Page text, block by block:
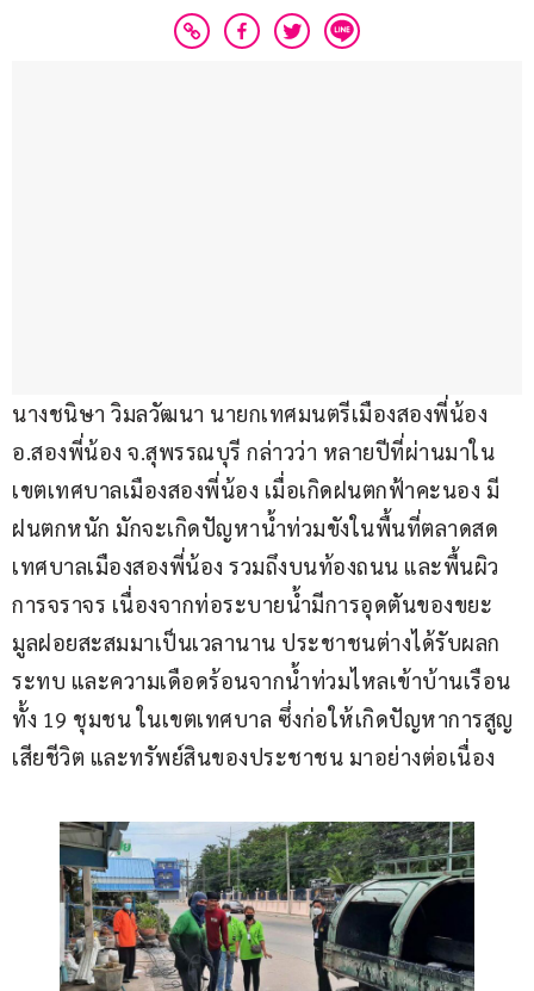
นางชนิษา วิมลวัฒนา นายกเทศมนตรีเมืองสองพี่น้อง
อ.สองพี่น้อง จ.สุพรรณบุรี กล่าวว่า หลายปีที่ผ่านมาใน
เขตเทศบาลเมืองสองพี่น้อง เมื่อเกิดฝนตกฟ้าคะนอง มี
ฝนตกหนัก มักจะเกิดปัญหาน้ำท่วมขังในพื้นที่ตลาดสด
เทศบาลเมืองสองพี่น้อง รวมถึงบนท้องถนน และพื้นผิว
การจราจร เนื่องจากท่อระบายน้ำมีการอุดตันของขยะ
มูลฝอยสะสมมาเป็นเวลานาน ประชาชนต่างได้รับผลก
ระทบ และความเดือดร้อนจากน้ำท่วมไหลเข้าบ้านเรือน
ทั้ง 19 ชุมชน ในเขตเทศบาล ซึ่งก่อให้เกิดปัญหาการสูญ
เสียชีวิต และทรัพย์สินของประชาชน มาอย่างต่อเนื่อง